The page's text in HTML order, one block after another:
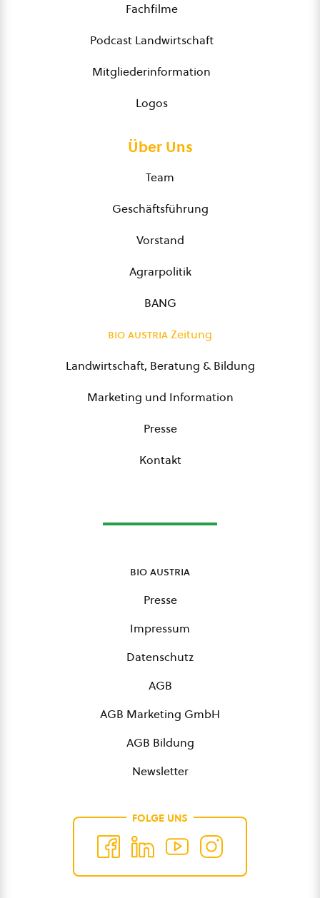
Fachfilme
Podcast Landwirtschaft
Mitgliederinformation
Logos
Über Uns
Team
Geschäftsführung
Vorstand
Agrarpolitik
BANG
bio austriaZeitung
Landwirtschaft, Beratung & Bildung
Marketing und Information
Presse
Kontakt
bio austria
Presse
Impressum
Datenschutz
AGB
AGB Marketing GmbH
AGB Bildung
Newsletter
FOLGE UNS